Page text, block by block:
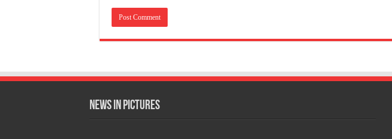
News in Pictures